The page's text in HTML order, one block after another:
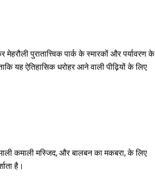
पुरातात्त्विक पार्क के स्मारकों और पर्यावरण के
यह ऐतिहासिक धरोहर आने वाली पीढ़ियों के लिए
कमाली मस्जिद, और बालबन का मकबरा, के लिए
है।